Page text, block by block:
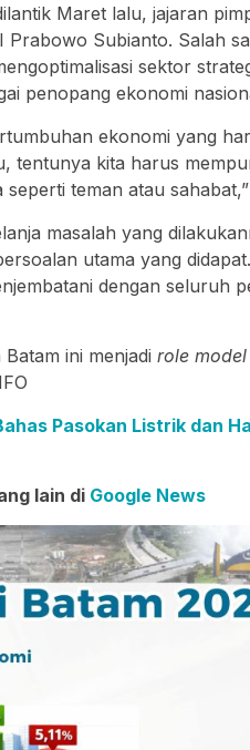
Maret lalu, jajaran
Prabowo Subianto. Salah
sektor
penopang ekonomi
ekonomi yang
tentunya kita harus
teman atau
masalah yang
utama yang
dengan seluruh
ini menjadi role model
Pasokan Listrik dan
lain di Google News